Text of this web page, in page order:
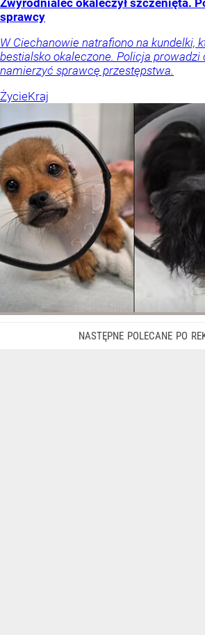
sprawcy
W Ciechanowie natrafiono na kundelki,
bestialsko okaleczone. Policja prowadzi
namierzyć sprawcę przestępstwa.
ŻycieKraj